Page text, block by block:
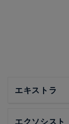
エキストラ
エクソシスト